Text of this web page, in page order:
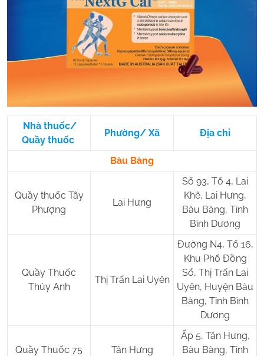
Nhà thuốc/
Quầy thuốc
Phường/ Xã Địa chỉ
Bàu Bàng
Quầy thuốc Tây
Phượng
Lai Hưng
Số 93, Tổ 4, Lai
Khê, Lai Hưng,
Bàu Bàng, Tỉnh
Bình Dương
Quầy Thuốc
Thúy Anh
Thị Trấn Lai Uyên
Đường N4, Tổ 16,
Khu Phố Đồng
Sổ, Thị Trấn Lai
Uyên, Huyện Bàu
Bàng, Tỉnh Bình
Dương
Quầy Thuốc 75 Tân Hưng
Ấp 5, Tân Hưng,
Bàu Bàng, Tỉnh